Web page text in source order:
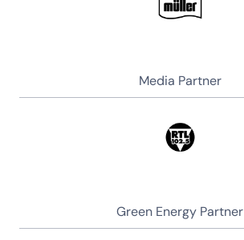
Media Partner
Green Energy Partner